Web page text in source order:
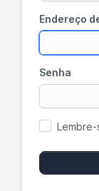
Endereço
Senha
Lembre-